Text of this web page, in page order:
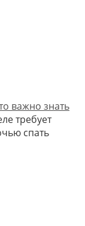
важно знать
требует
спать